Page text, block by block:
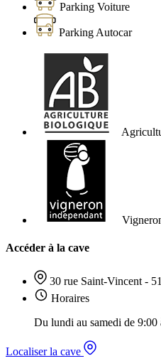
Parking Voiture
Parking Autocar
Accéder à la cave
30 rue Saint-Vincent -
Horaires
Du lundi au samedi de 9:00
Localiser la cave